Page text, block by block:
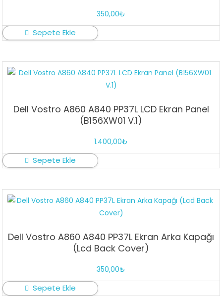
350,00₺
Sepete Ekle
Dell Vostro A860 A840 PP37L LCD Ekran Panel
(B156XW01 V.1)
1.400,00₺
Sepete Ekle
Dell Vostro A860 A840 PP37L Ekran Arka Kapağı
(Lcd Back Cover)
350,00₺
Sepete Ekle